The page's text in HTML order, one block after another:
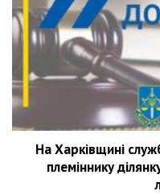
На Харківщині
племіннику